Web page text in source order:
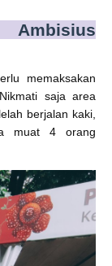
memaksakan
saja area
berjalan kaki,
muat 4 orang